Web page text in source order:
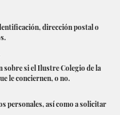
dirección postal o
si el Ilustre Colegio de la
le conciernen, o no.
personales, así como a solicitar